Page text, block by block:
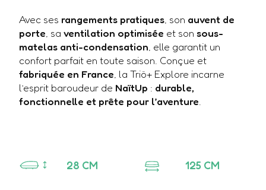
Avec ses rangements pratiques, son auvent de
porte, sa ventilation optimisée et son sous-
matelas anti-condensation, elle garantit un
confort parfait en toute saison. Conçue et
fabriquée en France, la Triö+ Explore incarne
l’esprit baroudeur de NaïtUp : durable,
fonctionnelle et prête pour l’aventure.
28 CM 125 CM